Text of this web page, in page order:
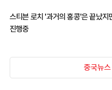
스티븐 로치 '과거의 홍콩'은 끝났지
진행중
중국뉴스